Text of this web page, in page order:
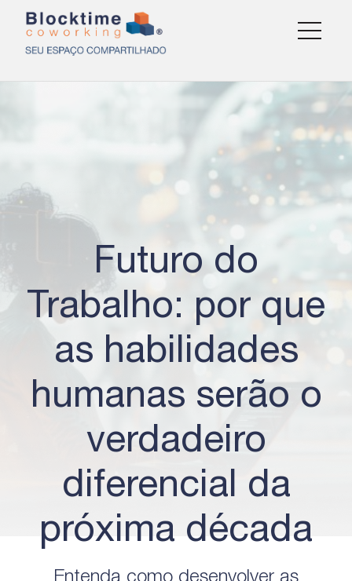
Futuro do
Trabalho: por que
as habilidades
humanas serão o
verdadeiro
diferencial da
próxima década